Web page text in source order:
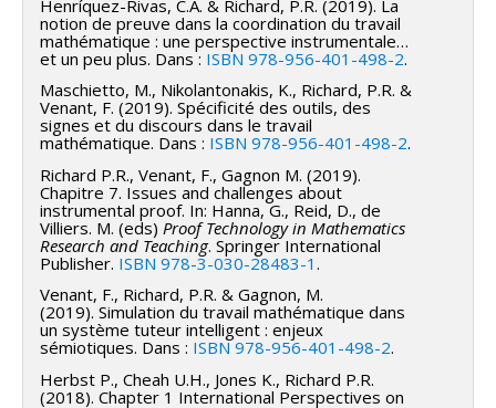
Henríquez-Rivas, C.A. & Richard, P.R. (2019). La
notion de preuve dans la coordination du travail
mathématique : une perspective instrumentale…
et un peu plus. Dans : ISBN 978-956-401-498-2.
Maschietto, M., Nikolantonakis, K., Richard, P.R. &
Venant, F. (2019). Spécificité des outils, des
signes et du discours dans le travail
mathématique. Dans : ISBN 978-956-401-498-2.
Richard P.R., Venant, F., Gagnon M. (2019).
Chapitre 7. Issues and challenges about
instrumental proof. In: Hanna, G., Reid, D., de
Villiers. M. (eds) Proof Technology in Mathematics
Research and Teaching. Springer International
Publisher. ISBN 978-3-030-28483-1 .
Venant, F., Richard, P.R. & Gagnon, M.
(2019). Simulation du travail mathématique dans
un système tuteur intelligent : enjeux
sémiotiques. Dans : ISBN 978-956-401-498-2.
Herbst P., Cheah U.H., Jones K., Richard P.R.
(2018). Chapter 1 International Perspectives on